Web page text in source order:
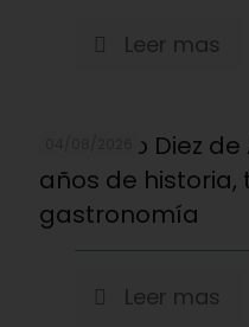
Leer mas
Mercado Diez
años de historia,
gastronomía
Leer mas